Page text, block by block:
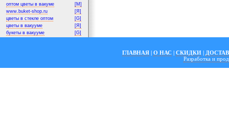
оптом цветы в вакуме
[M]
www.buket-shop.ru
[Я]
цветы в стекле оптом
[G]
цветы в вакууме
[Я]
букеты в вакууме
[G]
ГЛАВНАЯ | О НАС | СКИДКИ |
Разработка и